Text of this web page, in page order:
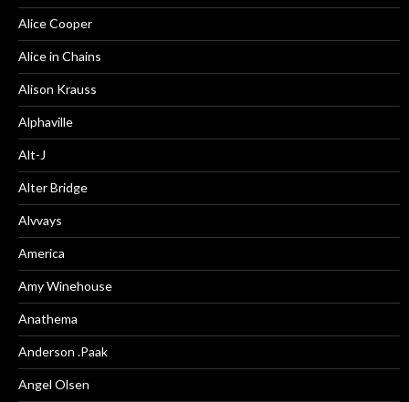
Alice Cooper
Alice in Chains
Alison Krauss
Alphaville
Alt-J
Alter Bridge
Alvvays
America
Amy Winehouse
Anathema
Anderson .Paak
Angel Olsen